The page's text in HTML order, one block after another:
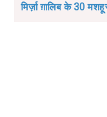
मिर्ज़ा ग़ालिब के 30